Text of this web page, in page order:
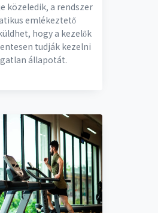
közeledik, a rendszer
emlékeztető
hogy a kezelők
tudják kezelni
állapotát.